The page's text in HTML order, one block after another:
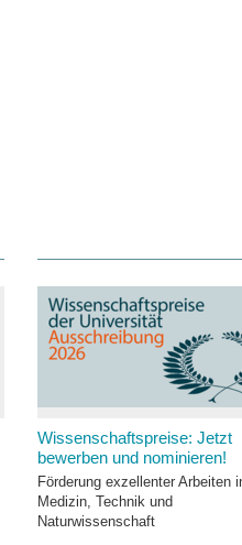
Wissenschaftspreise: Jetzt
bewerben und nominieren!
Förderung exzellenter Arbeiten
Medizin, Technik und
Naturwissenschaft